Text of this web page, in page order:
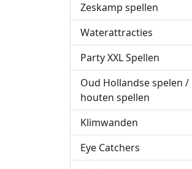
Zeskamp spellen
Waterattracties
Party XXL Spellen
Oud Hollandse spelen /
houten spellen
Klimwanden
Eye Catchers